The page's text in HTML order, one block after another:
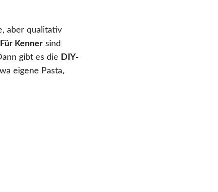
aber qualitativ
Für Kenner sind
gibt es die DIY-
eigene Pasta,